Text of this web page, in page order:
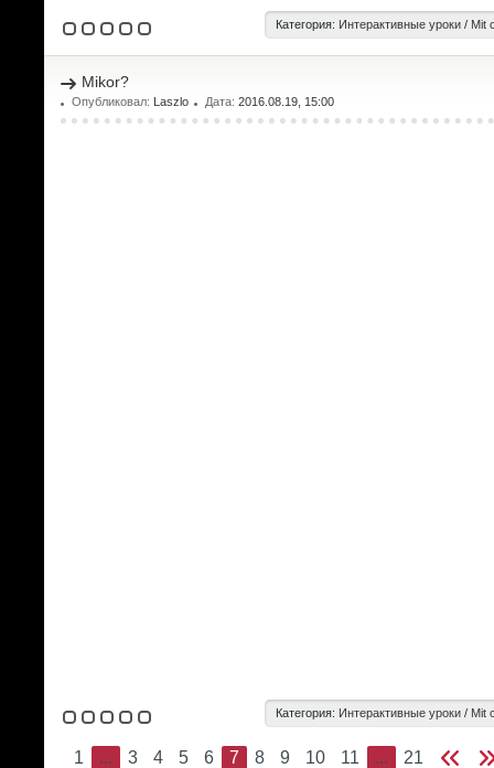
Категория: Интерактивные уроки / Mit
Mikor?
Опубликовал: Laszlo Дата: 2016.08.19, 15:00
Категория: Интерактивные уроки / Mit
1 ... 3 4 5 6 7 8 9 10 11 ... 21